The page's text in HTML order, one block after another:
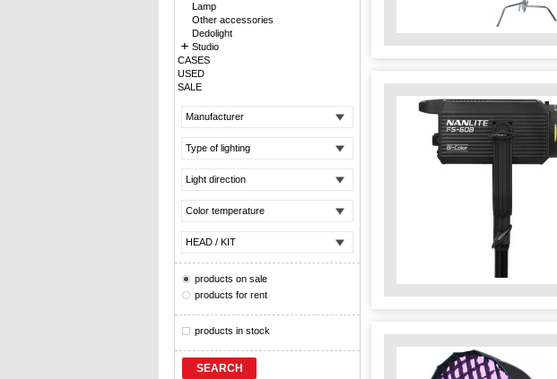
Lamp
Other accessories
Dedolight
Studio
CASES
USED
SALE
Manufacturer
Type of lighting
Light direction
Color temperature
HEAD / KIT
products on sale
products for rent
products in stock
SEARCH